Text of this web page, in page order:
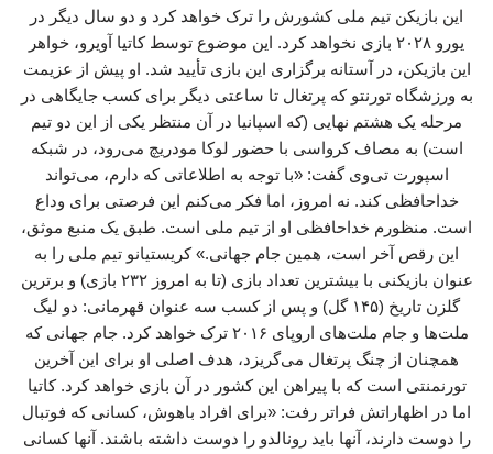
این بازیکن تیم ملی کشورش را ترک خواهد کرد و دو سال دیگر در
یورو ۲۰۲۸ بازی نخواهد کرد. این موضوع توسط کاتیا آویرو، خواهر
این بازیکن، در آستانه برگزاری این بازی تأیید شد. او پیش از عزیمت
به ورزشگاه تورنتو که پرتغال تا ساعتی دیگر برای کسب جایگاهی در
مرحله یک‌ هشتم نهایی (که اسپانیا در آن منتظر یکی از این دو تیم
است) به مصاف کرواسی با حضور لوکا مودریچ می‌رود، در شبکه
اسپورت تی‌وی گفت: «با توجه به اطلاعاتی که دارم، می‌تواند
خداحافظی کند. نه امروز، اما فکر می‌کنم این فرصتی برای وداع
است. منظورم خداحافظی او از تیم ملی است. طبق یک منبع موثق،
این رقص آخر است، همین جام جهانی.» کریستیانو تیم ملی را به
عنوان بازیکنی با بیشترین تعداد بازی (تا به امروز ۲۳۲ بازی) و برترین
گلزن تاریخ (۱۴۵ گل) و پس از کسب سه عنوان قهرمانی: دو لیگ
ملت‌ها و جام ملت‌های اروپای ۲۰۱۶ ترک خواهد کرد. جام جهانی که
همچنان از چنگ پرتغال می‌گریزد، هدف اصلی او برای این آخرین
تورنمنتی است که با پیراهن این کشور در آن بازی خواهد کرد. کاتیا
اما در اظهاراتش فراتر رفت: «برای افراد باهوش، کسانی که فوتبال
را دوست دارند، آنها باید رونالدو را دوست داشته باشند. آنها کسانی